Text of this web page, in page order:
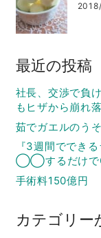
最近の投稿
社長、交渉で負
もヒザから崩れ
茹でガエルのうそ
『3週間ででき
◯◯するだけで
手術料150億円
カテゴリー